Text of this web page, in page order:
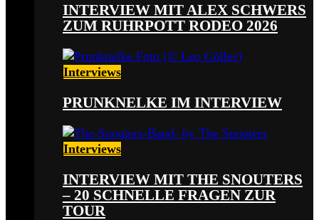
INTERVIEW MIT ALEX SCHWERS
ZUM RUHRPOTT RODEO 2026
Interviews
PRUNKNELKE IM INTERVIEW
Interviews
INTERVIEW MIT THE SNOUTERS
– 20 SCHNELLE FRAGEN ZUR
TOUR